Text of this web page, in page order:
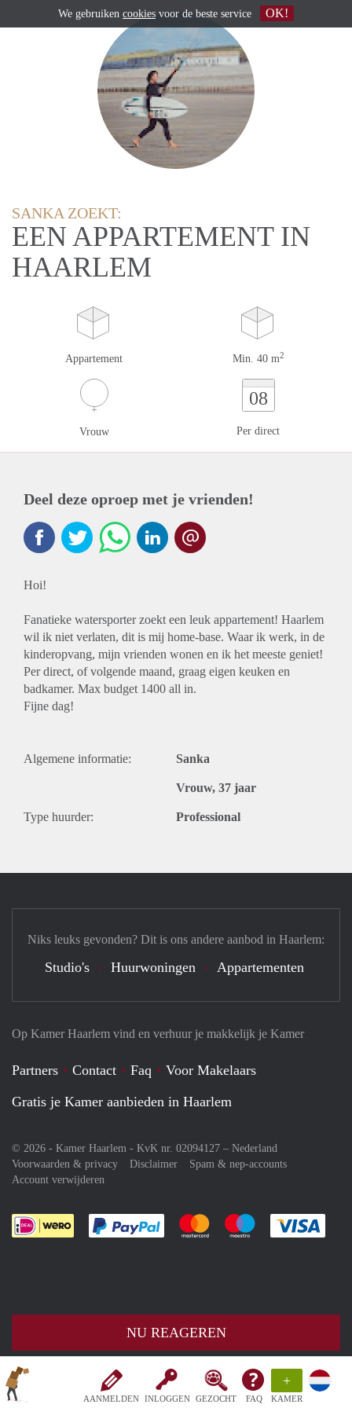
AANMELDEN INLOGGEN GEZOCHT FAQ
+
KAMER
SANKA ZOEKT:
EEN APPARTEMENT IN
HAARLEM
Appartement Min. 40 m2
Vrouw
08
Per direct
Deel deze oproep met je vrienden!
Hoi!
Fanatieke watersporter zoekt een leuk appartement! Haarlem
wil ik niet verlaten, dit is mij home-base. Waar ik werk, in de
kinderopvang, mijn vrienden wonen en ik het meeste geniet!
Per direct, of volgende maand, graag eigen keuken en
badkamer. Max budget 1400 all in.
Fijne dag!
Algemene informatie: Sanka
Vrouw, 37 jaar
Type huurder: Professional
NU REAGEREN
Op Kamer Haarlem vind en verhuur je makkelijk je Kamer
Partners Contact Faq
Voor Makelaars
Gratis je Kamer aanbieden in Haarlem
© 2026 - Kamer Haarlem - KvK nr. 02094127 – Nederland
Voorwaarden & privacy
Disclaimer
Spam & nep-accounts
Account verwijderen
Je rekent gemakkelijk af met Paypal
Je rekent gemakkelijk af met
Je rekent
Niks leuks gevonden? Dit is ons andere aanbod in Haarlem:
Studio's Huurwoningen Appartementen
We gebruiken cookies voor de beste service OK!